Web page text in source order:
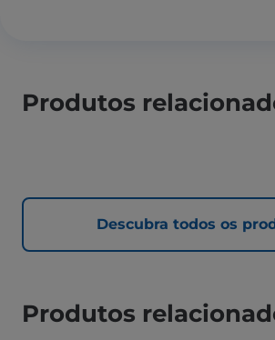
Produtos
Descubra todos os
Produtos